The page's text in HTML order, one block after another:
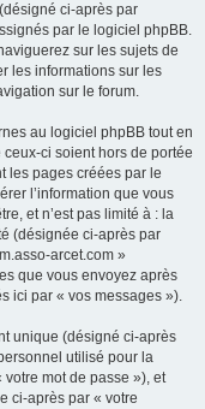
ci-après par
par le logiciel phpBB.
sur les sujets de
les informations sur les
sur le forum.
au logiciel phpBB tout en
ci soient hors de portée
les pages créées par le
l’information que vous
et n’est pas limité à : la
(désignée ci-après par
arcet.com »
que vous envoyez après
ici par « vos messages »).
unique (désigné ci-après
utilisé pour la
mot de passe »), et
ci-après par « votre